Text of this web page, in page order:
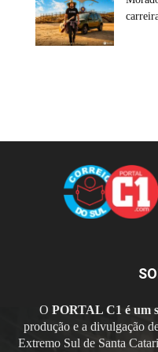
O PORTAL C1 é um
produção e a divulgação
Extremo Sul de Santa